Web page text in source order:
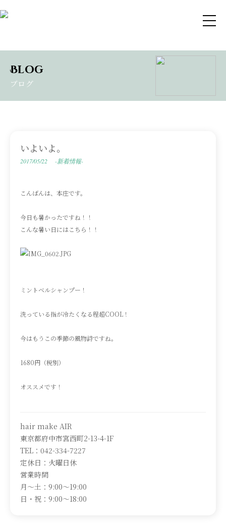
Blog
ブログ
いよいよ。
2017/05/22 -新着情報-
こんばんは、本庄です。
今日も暑かったですね！！
こんな暑い日にはこちら！！
ミントベルシャンプー！
洗っている指が冷たくなる程超COOL！
今はもうこの季節の風物詩ですね。
1680円（税別）
オススメです！
hair make AIR
東京都府中市宮西町2-13-4-1F
TEL：042-334-7227
定休日：火曜日休
営業時間
月～土：9:00～19:00
日・祝：9:00～18:00